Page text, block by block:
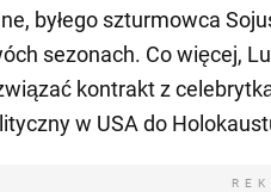
byłego szturmowca
sezonach. Co więcej,
kontrakt z
w USA do